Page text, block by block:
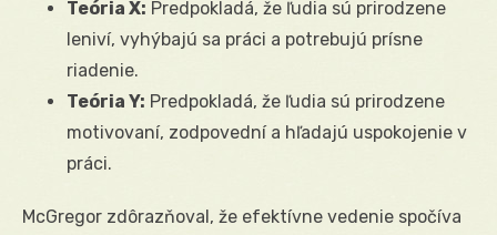
Teória X: Predpokladá, že ľudia sú prirodzene
leniví, vyhýbajú sa práci a potrebujú prísne
riadenie.
Teória Y: Predpokladá, že ľudia sú prirodzene
motivovaní, zodpovední a hľadajú uspokojenie v
práci.
McGregor zdôrazňoval, že efektívne vedenie spočíva